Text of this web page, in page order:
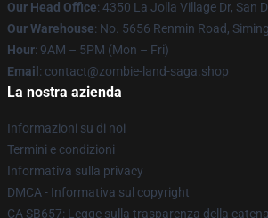
Our Head Office: 4350 La Jolla Village Dr, San
Our Warehouse: No. 5656 Renmin Road,
Hour: 9AM – 5PM (Mon – Fri)
Email : contact@zombie-land-saga.shop
La nostra azienda
Informazioni su di noi
Termini e condizioni
Informativa sulla privacy
DMCA - Informativa sul copyright
CA SB657: Legge sulla trasparenza della